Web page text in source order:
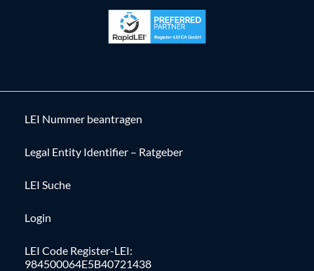
LEI Nummer beantragen
Legal Entity Identifier – Ratgeber
LEI Suche
Login
LEI Code Register-LEI:
984500064E5B40721438